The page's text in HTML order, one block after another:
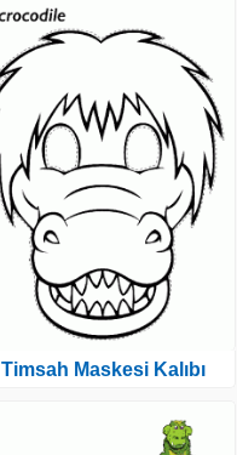
Timsah Maskesi Kalıbı